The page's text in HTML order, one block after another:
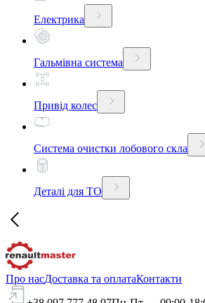
Електрика
Гальмівна система
Привід колес
Система очистки лобового скла
Деталі для ТО
Про насДоставка та оплатаКонтакти